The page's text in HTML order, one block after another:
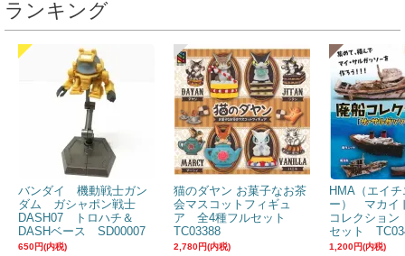
ランキング
バンダイ 機動戦士ガン
ダム ガシャポン戦士
DASH07 トロハチ＆
DASHベース SD00007
650円(内税)
猫のダヤン お菓子なお茶
会マスコットフィギュ
ア 全4種フルセット
TC03388
2,780円(内税)
HMA（エイ
ー） マカイ
コレクショ
セット
1,200円(内税)